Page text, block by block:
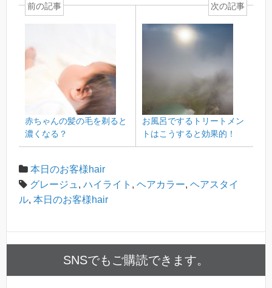
前の記事
赤ちゃんの髪の毛を剃ると
濃くなる？
次の記事
お風呂でするトリートメン
トはこうすると効果的！
本日のお客様hair
グレージュ , ハイライト , ヘアカラー, ヘアスタイ
ル, 本日のお客様hair
SNSでもご購読できます。